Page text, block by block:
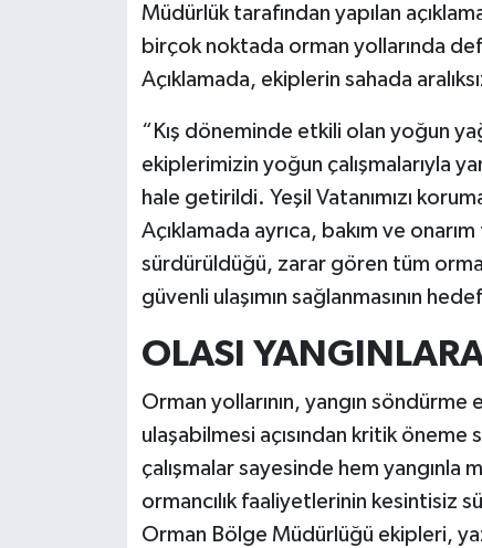
Müdürlük tarafından yapılan
birçok noktada orman yollarında
Açıklamada, ekiplerin sahada
“Kış döneminde etkili olan yoğun
ekiplerimizin yoğun çalışmalarıyla
hale getirildi. Yeşil Vatanımızı
Açıklamada ayrıca, bakım ve
sürdürüldüğü, zarar gören tüm
güvenli ulaşımın sağlanmasının
OLASI
Orman yollarının, yangın
ulaşabilmesi açısından kritik
çalışmalar sayesinde hem yangınla
ormancılık faaliyetlerinin kesintisiz
Orman Bölge Müdürlüğü ekipleri,